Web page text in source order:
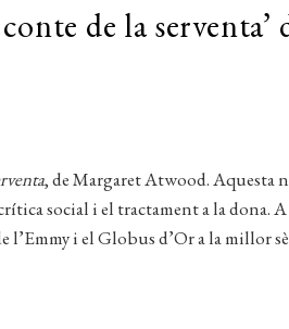
de la serventa’
, de Margaret Atwood. Aquesta
social i el tractament a la dona. A
i el Globus d’Or a la millor